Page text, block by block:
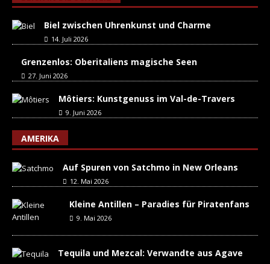
Biel zwischen Uhrenkunst und Charme
14. Juli 2026
Grenzenlos: Oberitaliens magische Seen
27. Juni 2026
Môtiers: Kunstgenuss im Val-de-Travers
9. Juni 2026
AMERIKA
Auf Spuren von Satchmo in New Orleans
12. Mai 2026
Kleine Antillen – Paradies für Piratenfans
9. Mai 2026
Tequila und Mezcal: Verwandte aus Agave